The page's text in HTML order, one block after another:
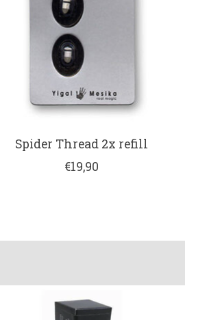
Spider Thread 2x refill
€19,90